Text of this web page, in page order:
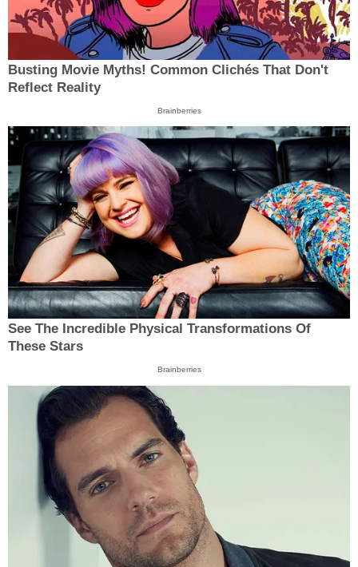
Busting Movie Myths! Common Clichés That Don't
Reflect Reality
Brainberries
See The Incredible Physical Transformations Of
These Stars
Brainberries